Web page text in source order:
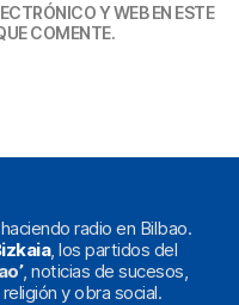
Y WEB EN ESTE
COMENTE.
radio en Bilbao.
, los partidos del
, noticias de sucesos,
y obra social.